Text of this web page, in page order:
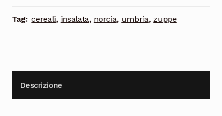
Tag: cereali, insalata, norcia, umbria, zuppe
Descrizione